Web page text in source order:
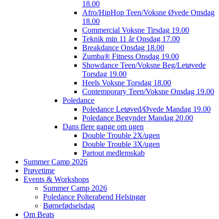
18.00
Afro/HipHop Teen/Voksne Øvede Onsdag
18.00
Commercial Voksne Tirsdag 19.00
Teknik min 11 år Onsdag 17.00
Breakdance Onsdag 18.00
Zumba® Fitness Onsdag 19.00
Showdance Teen/Voksne Beg/Letøvede
Torsdag 19.00
Heels Voksne Torsdag 18.00
Contemporary Teen/Voksne Onsdag 19.00
Poledance
Poledance Letøved/Øvede Mandag 19.00
Poledance Begynder Mandag 20.00
Dans flere gange om ugen
Double Trouble 2X/ugen
Double Trouble 3X/ugen
Partout medlemskab
Summer Camp 2026
Prøvetime
Events & Workshops
Summer Camp 2026
Poledance Polterabend Helsingør
Børnefødselsdag
Om Beats